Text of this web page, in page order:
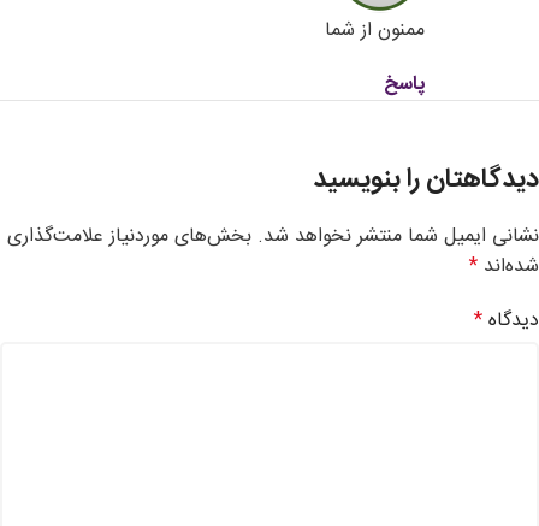
ممنون از شما
پاسخ
دیدگاهتان را بنویسید
نشانی ایمیل شما منتشر نخواهد شد. بخش‌های موردنیاز علامت‌گذاری
شده‌اند *
دیدگاه*